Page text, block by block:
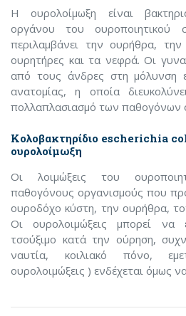
Η ουρολοίμωξη είναι
οργάνου του ουροποιητικού
περιλαμβάνει την ουρήθρα,
ουρητήρες και τα νεφρά. Οι
από τους άνδρες στη μόλυνση
ανατομίας, η οποία
πολλαπλασιασμό των παθογόνων
Κολοβακτηρίδιο escherichia
ουρολοίμωξη
Οι λοιμώξεις του
παθογόνους οργανισμούς που
ουροδόχο κύστη, την ουρήθρα,
Οι ουρολοιμώξεις μπορεί να
τσούξιμο κατά την ούρηση,
ναυτία, κοιλιακό πόνο,
ουρολοιμώξεις ) ενδέχεται όμως